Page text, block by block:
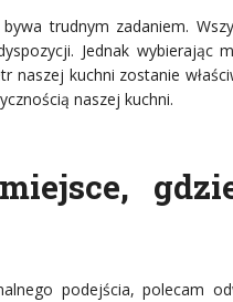
trudnym zadaniem.
Jednak wybierając
naszej kuchni zostanie
naszej kuchni.
podejścia, polecam